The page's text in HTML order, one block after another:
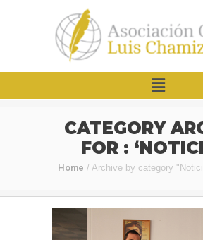
CATEGORY
FOR :
Home / Archive by category